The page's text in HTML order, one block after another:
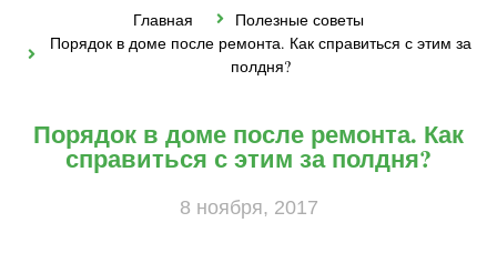
Главная
Полезные советы
Порядок в доме после ремонта. Как справиться с этим за
полдня?
Порядок в доме после ремонта. Как
справиться с этим за полдня?
8 ноября, 2017